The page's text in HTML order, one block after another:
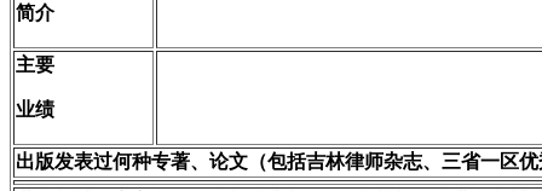
简介
主要
业绩
出版发表过何种专著、论文（包括吉林律师杂志、三省一区